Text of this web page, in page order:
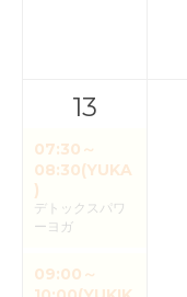
13
07:30～
08:30(YUKA
)
デトックスパワ
ーヨガ
09:00～